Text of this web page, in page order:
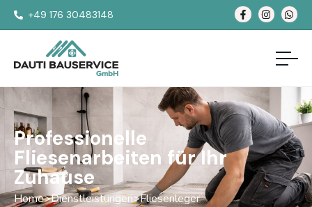
+49 176 30483148
Professionelle
Fliesenarbeiten für Ihr
Zuhause
Home>Dienstleistungen>Fliesenleger